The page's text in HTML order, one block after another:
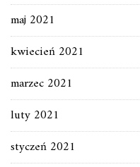
maj 2021
kwiecień 2021
marzec 2021
luty 2021
styczeń 2021